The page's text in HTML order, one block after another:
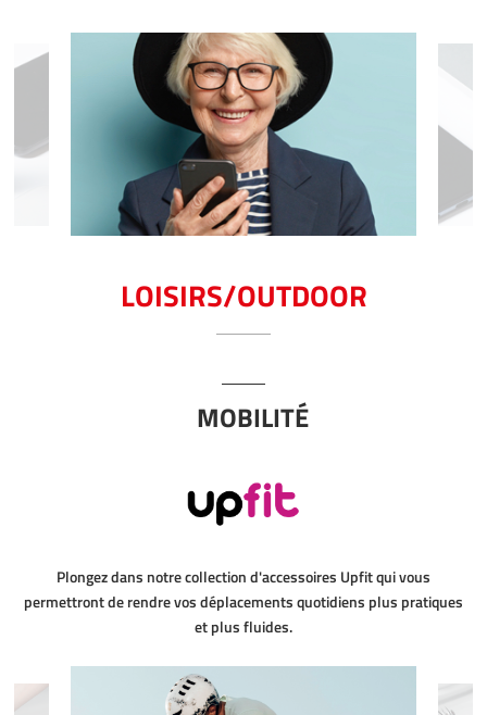
LOISIRS/OUTDOOR
MOBILITÉ
Plongez dans notre collection d'accessoires Upfit qui vous
permettront de rendre vos déplacements quotidiens plus pratiques
et plus fluides.